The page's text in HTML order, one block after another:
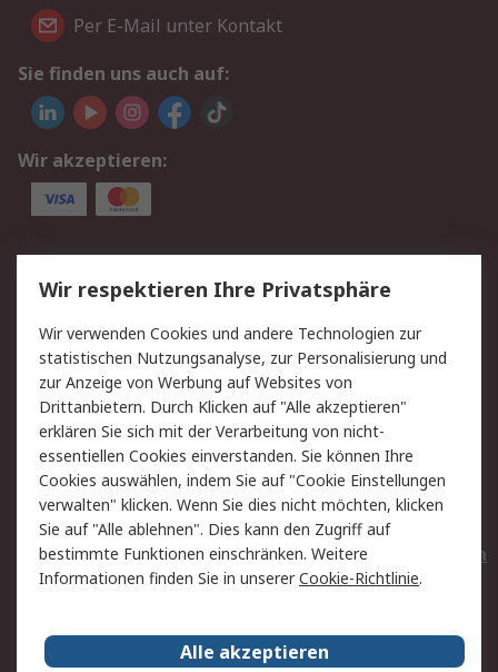
Per E-Mail unter Kontakt
Sie finden uns auch auf:
Wir akzeptieren:
Service
Value Added Services
Lieferlösungen
Rücksendungen
Kontakt
Hilfe
Privatkunden
Rechtliches
AGB
Datenschutz
Cookie-Richtlinie
Zahlungsbedingungen
Copyright/Impressum
Entsorgung
Elektrogeräte/Batterien
RS weltweit
Wir respektieren Ihre Privatsphäre
Wir verwenden Cookies und andere Technologien zur
statistischen Nutzungsanalyse, zur Personalisierung und
zur Anzeige von Werbung auf Websites von
Drittanbietern. Durch Klicken auf "Alle akzeptieren"
erklären Sie sich mit der Verarbeitung von nicht-
essentiellen Cookies einverstanden. Sie können Ihre
Cookies auswählen, indem Sie auf "Cookie Einstellungen
verwalten" klicken. Wenn Sie dies nicht möchten, klicken
Sie auf "Alle ablehnen". Dies kann den Zugriff auf
bestimmte Funktionen einschränken. Weitere
Informationen finden Sie in unsererCookie-Richtlinie.
Alle akzeptieren